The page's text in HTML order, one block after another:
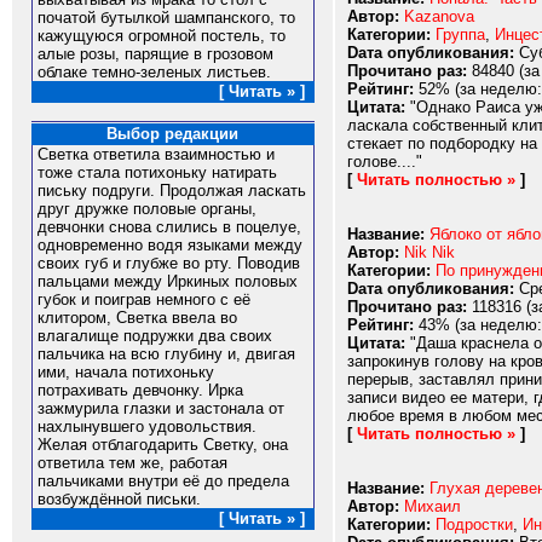
початой бутылкой шампанского, то
кажущуюся огромной постель, то
алые розы, парящие в грозовом
облаке темно-зеленых листьев.
[ Читать » ]
Выбор редакции
Светка ответила взаимностью и
тоже стала потихоньку натирать
письку подруги. Продолжая ласкать
друг дружке половые органы,
девчонки снова слились в поцелуе,
одновременно водя языками между
своих губ и глубже во рту. Поводив
пальцами между Иркиных половых
губок и поиграв немного с её
клитором, Светка ввела во
влагалище подружки два своих
пальчика на всю глубину и, двигая
ими, начала потихоньку
потрахивать девчонку. Ирка
зажмурила глазки и застонала от
нахлынувшего удовольствия.
Желая отблагодарить Светку, она
ответила тем же, работая
пальчиками внутри её до предела
возбуждённой письки.
[ Читать » ]
Автор: Kazanova
Категории: Группа,
Dата опубликования:
Прочитано раз: 84840
Рейтинг: 52% (за
Цитата: "Однако Раиса
ласкала собственный
стекает по подбородку
голове...."
[ Читать полностью » ]
Название: Яблоко от
Автор: Nik Nik
Категории: По
Dата опубликования:
Прочитано раз: 118316
Рейтинг: 43% (за
Цитата: "Даша краснела
запрокинув голову на
перерыв, заставлял
записи видео ее матери,
любое время в любом
[ Читать полностью » ]
Название: Глухая
Автор: Михаил
Категории: Подростки,